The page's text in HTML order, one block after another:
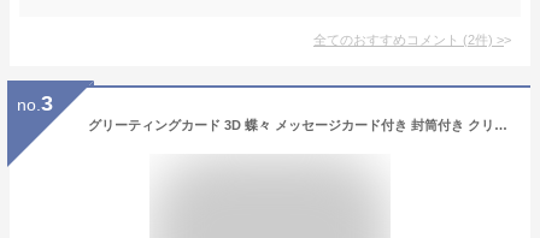
全てのおすすめコメント (2件) >
no. 3
グリーティングカード 3D 蝶々 メッセージカード付き 封筒付き クリスマス・カード /母プレゼント 誕生日/ バレンタインカード /卒業 入学 卒業式/ 出産祝い /暑中見舞い/ 敬老の日